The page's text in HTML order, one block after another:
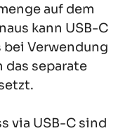
auf dem
kann USB-C
bei Verwendung
separate
via USB-C sind